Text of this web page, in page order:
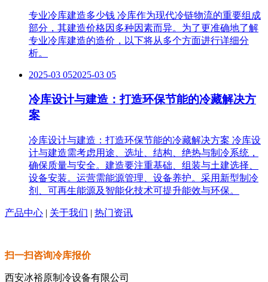
专业冷库建造多少钱 冷库作为现代冷链物流的重要组成
部分，其建造价格因多种因素而异。为了更准确地了解
专业冷库建造的造价，以下将从多个方面进行详细分
析。
2025-03 052025-03 05
冷库设计与建造：打造环保节能的冷藏解决方
案
冷库设计与建造：打造环保节能的冷藏解决方案 冷库设
计与建造需考虑用途、选址、结构、绝热与制冷系统，
确保质量与安全。建造要注重基础、组装与土建选择、
设备安装。运营需能源管理、设备养护。采用新型制冷
剂、可再生能源及智能化技术可提升能效与环保。
产品中心 | 关于我们 | 热门资讯
扫一扫咨询冷库报价
西安冰裕原制冷设备有限公司